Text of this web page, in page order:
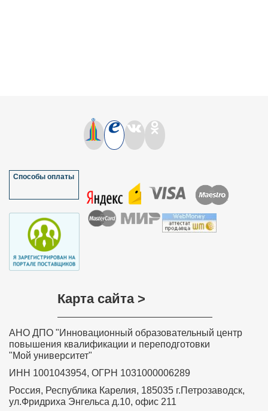
Способы оплаты
Карта сайта >
АНО ДПО "Инновационный образовательный центр
повышения квалификации и переподготовки
"Мой университет"
ИНН 1001043954, ОГРН 1031000006289
Россия, Республика Карелия, 185035 г.Петрозаводск,
ул.Фридриха Энгельса д.10, офис 211